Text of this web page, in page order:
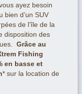
ayez besoin
bien d’un SUV
de l’île de la
disposition des
Grâce au
Fishing
en basse et
* sur la location de